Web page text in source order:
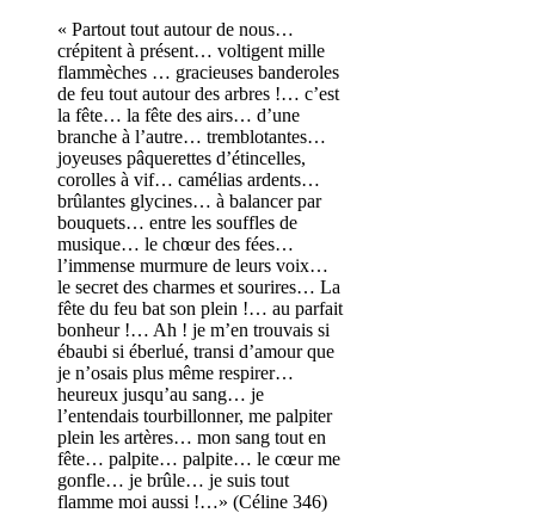
« Partout tout autour de nous…
crépitent à présent… voltigent mille
flammèches … gracieuses banderoles
de feu tout autour des arbres !… c’est
la fête… la fête des airs… d’une
branche à l’autre… tremblotantes…
joyeuses pâquerettes d’étincelles,
corolles à vif… camélias ardents…
brûlantes glycines… à balancer par
bouquets… entre les souffles de
musique… le chœur des fées…
l’immense murmure de leurs voix…
le secret des charmes et sourires… La
fête du feu bat son plein !… au parfait
bonheur !… Ah ! je m’en trouvais si
ébaubi si éberlué, transi d’amour que
je n’osais plus même respirer…
heureux jusqu’au sang… je
l’entendais tourbillonner, me palpiter
plein les artères… mon sang tout en
fête… palpite… palpite… le cœur me
gonfle… je brûle… je suis tout
flamme moi aussi !…» (Céline 346)